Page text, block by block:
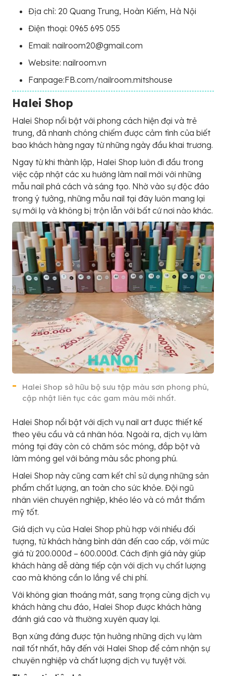
Địa chỉ: 20 Quang Trung, Hoàn Kiếm, Hà Nội
Điện thoại: 0965 695 055
Email: nailroom20@gmail.com
Website: nailroom.vn
Fanpage:FB.com/nailroom.mitshouse
Halei Shop
Halei Shop nổi bật với phong cách hiện đại và trẻ
trung, đã nhanh chóng chiếm được cảm tình của biết
bao khách hàng ngay từ những ngày đầu khai trương.
Ngay từ khi thành lập, Halei Shop luôn đi đầu trong
việc cập nhật các xu hướng làm nail mới với những
mẫu nail phá cách và sáng tạo. Nhờ vào sự độc đáo
trong ý tưởng, những mẫu nail tại đây luôn mang lại
sự mới lạ và không bị trộn lẫn với bất cứ nơi nào khác.
Halei Shop sở hữu bộ sưu tập màu sơn phong phú,
cập nhật liên tục các gam màu mới nhất.
Halei Shop nổi bật với dịch vụ nail art được thiết kế
theo yêu cầu và cá nhân hóa. Ngoài ra, dịch vụ làm
móng tại đây còn có chăm sóc móng, đắp bột và
làm móng gel với bảng màu sắc phong phú.
Halei Shop này cũng cam kết chỉ sử dụng những sản
phẩm chất lượng, an toàn cho sức khỏe. Đội ngũ
nhân viên chuyên nghiệp, khéo léo và có mắt thẩm
mỹ tốt.
Giá dịch vụ của Halei Shop phù hợp với nhiều đối
tượng, từ khách hàng bình dân đến cao cấp, với mức
giá từ 200.000đ – 600.000đ. Cách định giá này giúp
khách hàng dễ dàng tiếp cận với dịch vụ chất lượng
cao mà không cần lo lắng về chi phí.
Với không gian thoáng mát, sang trọng cùng dịch vụ
khách hàng chu đáo, Halei Shop được khách hàng
đánh giá cao và thường xuyên quay lại.
Bạn xứng đáng được tận hưởng những dịch vụ làm
nail tốt nhất, hãy đến với Halei Shop để cảm nhận sự
chuyên nghiệp và chất lượng dịch vụ tuyệt vời.